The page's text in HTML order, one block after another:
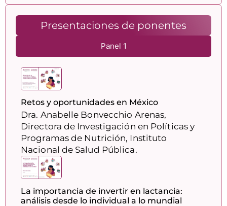
Presentaciones de ponentes
Panel 1
Retos y oportunidades en México
Dra. Anabelle Bonvecchio Arenas,
Directora de Investigación en Políticas y
Programas de Nutrición, Instituto
Nacional de Salud Pública.
La importancia de invertir en lactancia:
análisis desde lo individual a lo mundial